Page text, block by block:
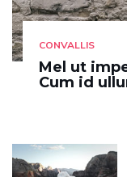
CONVALLIS
Mel ut
Cum id